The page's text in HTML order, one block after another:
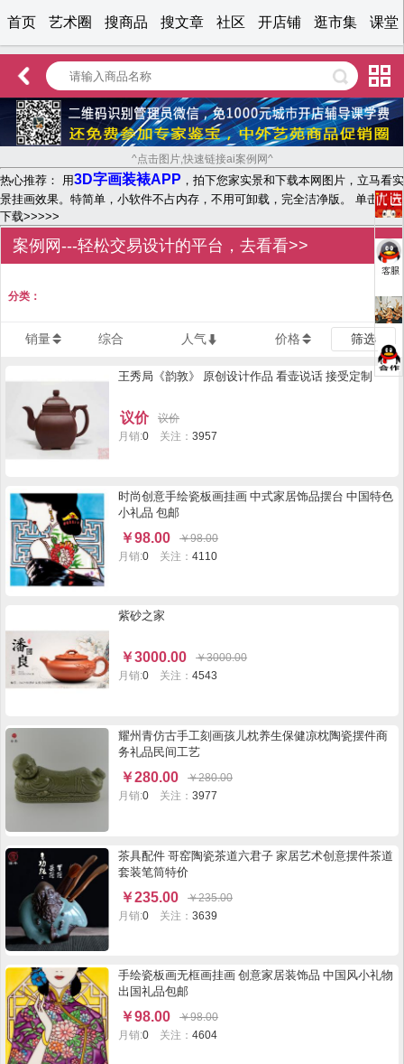
首页 艺术圈 搜商品 搜文章 社区 开店铺 逛市集 课堂
^点击图片,快速链接ai案例网^
热心推荐： 用3D字画装裱APP ，拍下您家实景和下载本网图片，立马看实
景挂画效果。特简单，小软件不占内存，不用可卸载，完全洁净版。 单击文字
下载>>>>>
案例网---轻松交易设计的平台，去看看>>
分类：
销量 综合 人气 价格 筛选
王秀局《韵敦》 原创设计作品 看壶说话 接受定制
议价
议价
月销:0 关注：3957
时尚创意手绘瓷板画挂画 中式家居饰品摆台 中国特色
小礼品 包邮
￥98.00 ￥98.00
月销:0 关注：4110
紫砂之家
￥3000.00 ￥3000.00
月销:0 关注：4543
耀州青仿古手工刻画孩儿枕养生保健凉枕陶瓷摆件商
务礼品民间工艺
￥280.00 ￥280.00
月销:0 关注：3977
茶具配件 哥窑陶瓷茶道六君子 家居艺术创意摆件茶道
套装笔筒特价
￥235.00 ￥235.00
月销:0 关注：3639
手绘瓷板画无框画挂画 创意家居装饰品 中国风小礼物
出国礼品包邮
￥98.00 ￥98.00
月销:0 关注：4604